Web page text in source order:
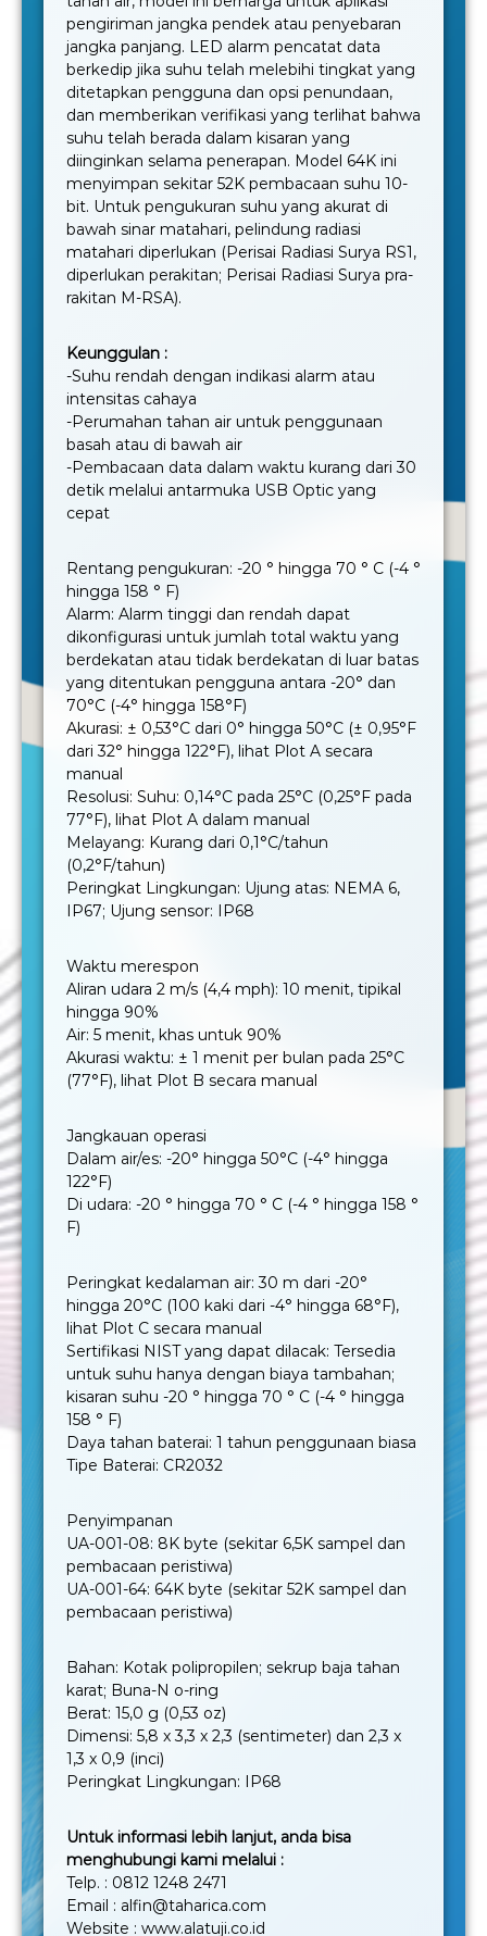
pengiriman jangka pendek atau penyebaran
jangka panjang. LED alarm pencatat data
berkedip jika suhu telah melebihi tingkat yang
ditetapkan pengguna dan opsi penundaan,
dan memberikan verifikasi yang terlihat bahwa
suhu telah berada dalam kisaran yang
diinginkan selama penerapan. Model 64K ini
menyimpan sekitar 52K pembacaan suhu 10-
bit. Untuk pengukuran suhu yang akurat di
bawah sinar matahari, pelindung radiasi
matahari diperlukan (Perisai Radiasi Surya RS1,
diperlukan perakitan; Perisai Radiasi Surya pra-
rakitan M-RSA).
Keunggulan :
-Suhu rendah dengan indikasi alarm atau
intensitas cahaya
-Perumahan tahan air untuk penggunaan
basah atau di bawah air
-Pembacaan data dalam waktu kurang dari 30
detik melalui antarmuka USB Optic yang
cepat
Rentang pengukuran: -20 ° hingga 70 ° C (-4 °
hingga 158 ° F)
Alarm: Alarm tinggi dan rendah dapat
dikonfigurasi untuk jumlah total waktu yang
berdekatan atau tidak berdekatan di luar batas
yang ditentukan pengguna antara -20° dan
70°C (-4° hingga 158°F)
Akurasi: ± 0,53°C dari 0° hingga 50°C (± 0,95°F
dari 32° hingga 122°F), lihat Plot A secara
manual
Resolusi: Suhu: 0,14°C pada 25°C (0,25°F pada
77°F), lihat Plot A dalam manual
Melayang: Kurang dari 0,1°C/tahun
(0,2°F/tahun)
Peringkat Lingkungan: Ujung atas: NEMA 6,
IP67; Ujung sensor: IP68
Waktu merespon
Aliran udara 2 m/s (4,4 mph): 10 menit, tipikal
hingga 90%
Air: 5 menit, khas untuk 90%
Akurasi waktu: ± 1 menit per bulan pada 25°C
(77°F), lihat Plot B secara manual
Jangkauan operasi
Dalam air/es: -20° hingga 50°C (-4° hingga
122°F)
Di udara: -20 ° hingga 70 ° C (-4 ° hingga 158 °
F)
Peringkat kedalaman air: 30 m dari -20°
hingga 20°C (100 kaki dari -4° hingga 68°F),
lihat Plot C secara manual
Sertifikasi NIST yang dapat dilacak: Tersedia
untuk suhu hanya dengan biaya tambahan;
kisaran suhu -20 ° hingga 70 ° C (-4 ° hingga
158 ° F)
Daya tahan baterai: 1 tahun penggunaan biasa
Tipe Baterai: CR2032
Penyimpanan
UA-001-08: 8K byte (sekitar 6,5K sampel dan
pembacaan peristiwa)
UA-001-64: 64K byte (sekitar 52K sampel dan
pembacaan peristiwa)
Bahan: Kotak polipropilen; sekrup baja tahan
karat; Buna-N o-ring
Berat: 15,0 g (0,53 oz)
Dimensi: 5,8 x 3,3 x 2,3 (sentimeter) dan 2,3 x
1,3 x 0,9 (inci)
Peringkat Lingkungan: IP68
Untuk informasi lebih lanjut, anda bisa
menghubungi kami melalui :
Telp. : 0812 1248 2471
Email : alfin@taharica.com
Website : www.alatuji.co.id